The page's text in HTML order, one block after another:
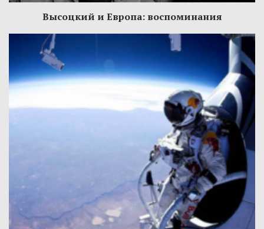
Высоцкий и Европа: воспоминания